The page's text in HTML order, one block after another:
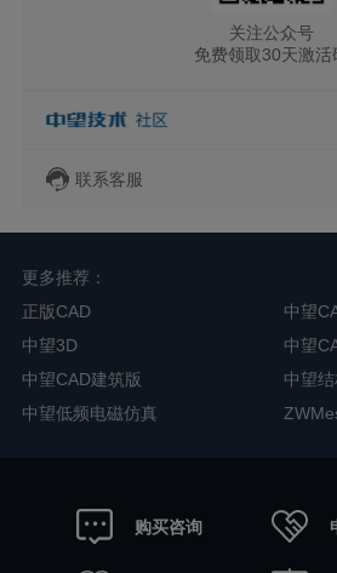
关注公众号
免费领取30天激活
联系客服
更多推荐：
正版CAD
中望
中望3D
中望
中望CAD建筑版
中望
中望低频电磁仿真
购买咨询